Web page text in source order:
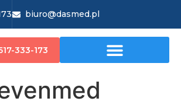
biuro@dasmed.pl
333-173